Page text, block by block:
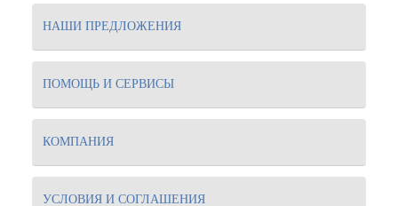
НАШИ ПРЕДЛОЖЕНИЯ
ПОМОЩЬ И СЕРВИСЫ
КОМПАНИЯ
УСЛОВИЯ И СОГЛАШЕНИЯ